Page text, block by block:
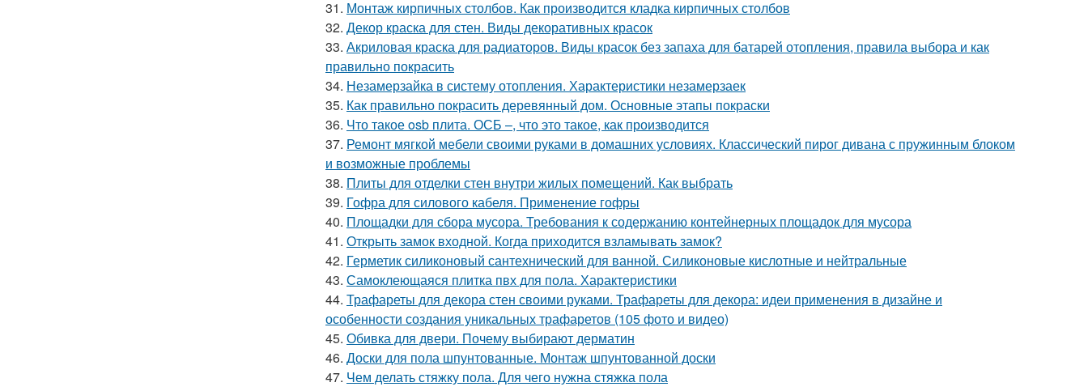
31. Монтаж кирпичных столбов. Как производится кладка кирпичных столбов
32. Декор краска для стен. Виды декоративных красок
33. Акриловая краска для радиаторов. Виды красок без запаха для батарей отопления, правила выбора и как
правильно покрасить
34. Незамерзайка в систему отопления. Характеристики незамерзаек
35. Как правильно покрасить деревянный дом. Основные этапы покраски
36. Что такое osb плита. ОСБ –, что это такое, как производится
37. Ремонт мягкой мебели своими руками в домашних условиях. Классический пирог дивана с пружинным блоком
и возможные проблемы
38. Плиты для отделки стен внутри жилых помещений. Как выбрать
39. Гофра для силового кабеля. Применение гофры
40. Площадки для сбора мусора. Требования к содержанию контейнерных площадок для мусора
41. Открыть замок входной. Когда приходится взламывать замок?
42. Герметик силиконовый сантехнический для ванной. Силиконовые кислотные и нейтральные
43. Самоклеющаяся плитка пвх для пола. Характеристики
44. Трафареты для декора стен своими руками. Трафареты для декора: идеи применения в дизайне и
особенности создания уникальных трафаретов (105 фото и видео)
45. Обивка для двери. Почему выбирают дерматин
46. Доски для пола шпунтованные. Монтаж шпунтованной доски
47. Чем делать стяжку пола. Для чего нужна стяжка пола